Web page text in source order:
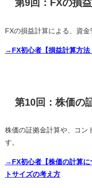
第9回：FXの損
FXの損益計算による、資金
→FX初心者【損益計算方法
第10回：株価の
株価の証拠金計算や、コン
す。
→FX初心者【株価の計算に
トサイズの考え方